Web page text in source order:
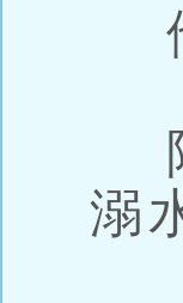
溺